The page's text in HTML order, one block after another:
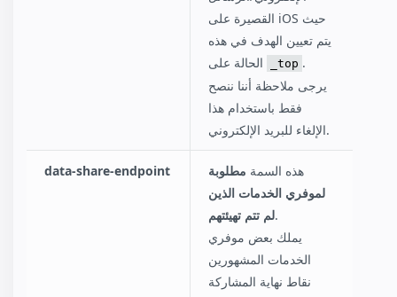
القصيرة على iOS حيث
يتم تعيين الهدف في هذه
_top .
يرجى ملاحظة أننا ننصح
فقط باستخدام هذا
الإلغاء للبريد الإلكتروني.
data-share-endpoint هذه السمة مطلوبة
لموفري الخدمات الذين
لم تتم تهيئتهم.
يملك بعض موفري
الخدمات المشهورين
نقاط نهاية المشاركة